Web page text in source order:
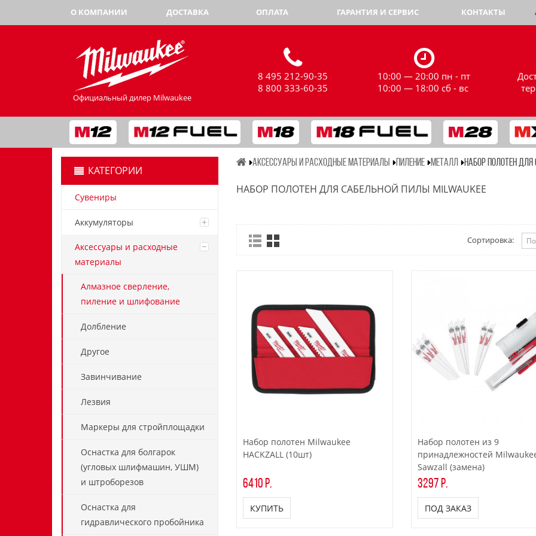
О КОМПАНИИ ДОСТАВКА ОПЛАТА ГАРАНТИЯ И СЕРВИС КОНТАКТЫ
Официальный дилер Milwaukee
8 495 212-90-35
8 800 333-60-35
10:00 — 20:00 пн - пт
10:00 — 18:00 сб - вс
КАТЕГОРИИ
Сувениры
Аккумуляторы
Аксессуары и расходные
материалы
Алмазное сверление,
пиление и шлифование
Долбление
Другое
Завинчивание
Лезвия
Маркеры для стройплощадки
Оснастка для болгарок
(угловых шлифмашин, УШМ)
и штроборезов
Оснастка для
гидравлического пробойника
АКСЕССУАРЫ И РАСХОДНЫЕ МАТЕРИАЛЫ ПИЛЕНИЕ МЕТАЛЛ НАБОР ПОЛОТЕН
НАБОР ПОЛОТЕН ДЛЯ САБЕЛЬНОЙ ПИЛЫ MILWAUKEE
Сортировка:
Набор полотен Milwaukee
HACKZALL (10шт)
6410 р.
КУПИТЬ
Набор полотен из 9
принадлежностей
Sawzall (замена)
3297 р.
ПОД ЗАКАЗ